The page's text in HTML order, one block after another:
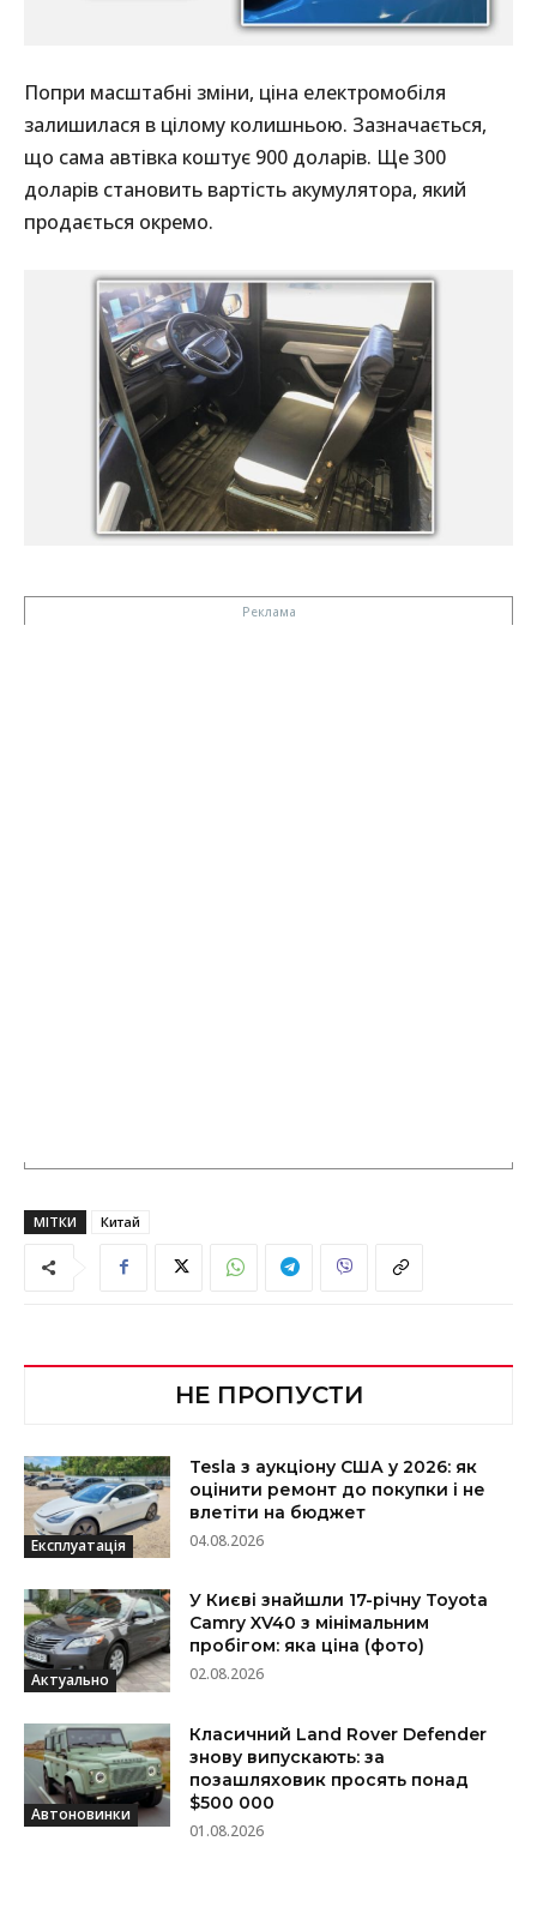
Попри масштабні зміни, ціна електромобіля
залишилася в цілому колишньою. Зазначається,
що сама автівка коштує 900 доларів. Ще 300
доларів становить вартість акумулятора, який
продається окремо.
МІТКИ Китай
НЕ ПРОПУСТИ
Експлуатація
Tesla з аукціону США у 2026: як
оцінити ремонт до покупки і не
влетіти на бюджет
04.08.2026
Актуально
У Києві знайшли 17-річну Toyota
Camry XV40 з мінімальним
пробігом: яка ціна (фото)
02.08.2026
Автоновинки
Класичний Land Rover Defender
знову випускають: за
позашляховик просять понад
$500 000
01.08.2026